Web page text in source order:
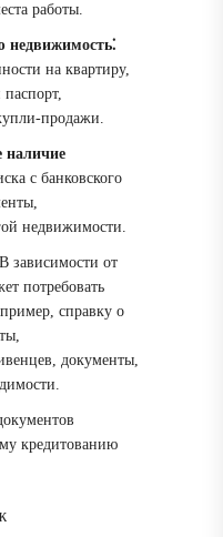
работы.
на квартиру,
продажи.
с банковского
недвижимости.
В зависимости от
потребовать
справку о
документы,
кредитованию